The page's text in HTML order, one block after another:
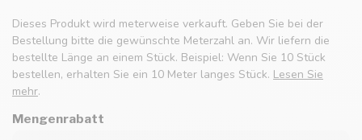
Dieses Produkt wird meterweise verkauft. Geben Sie bei der
Bestellung bitte die gewünschte Meterzahl an. Wir liefern die
bestellte Länge an einem Stück. Beispiel: Wenn Sie 10 Stück
bestellen, erhalten Sie ein 10 Meter langes Stück. Lesen Sie
mehr.
Mengenrabatt